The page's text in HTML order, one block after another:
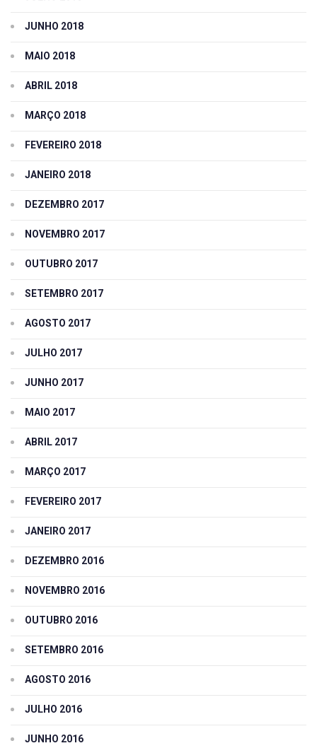
JUNHO 2018
MAIO 2018
ABRIL 2018
MARÇO 2018
FEVEREIRO 2018
JANEIRO 2018
DEZEMBRO 2017
NOVEMBRO 2017
OUTUBRO 2017
SETEMBRO 2017
AGOSTO 2017
JULHO 2017
JUNHO 2017
MAIO 2017
ABRIL 2017
MARÇO 2017
FEVEREIRO 2017
JANEIRO 2017
DEZEMBRO 2016
NOVEMBRO 2016
OUTUBRO 2016
SETEMBRO 2016
AGOSTO 2016
JULHO 2016
JUNHO 2016